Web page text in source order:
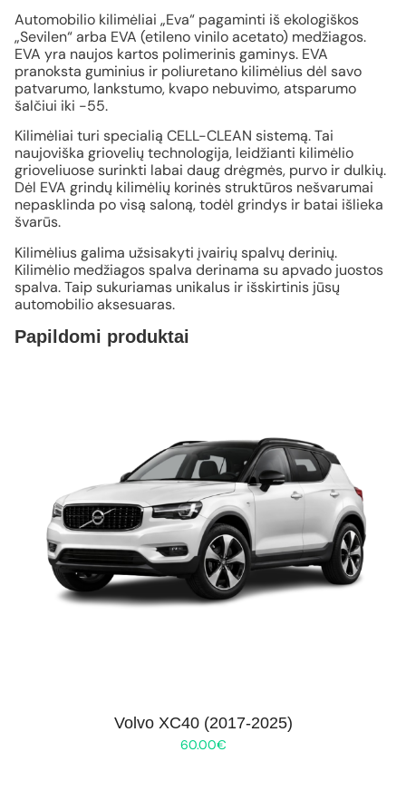
Automobilio kilimėliai „Eva“ pagaminti iš ekologiškos
„Sevilen“ arba EVA (etileno vinilo acetato) medžiagos.
EVA yra naujos kartos polimerinis gaminys. EVA
pranoksta guminius ir poliuretano kilimėlius dėl savo
patvarumo, lankstumo, kvapo nebuvimo, atsparumo
šalčiui iki -55.
Kilimėliai turi specialią CELL-CLEAN sistemą. Tai
naujoviška griovelių technologija, leidžianti kilimėlio
grioveliuose surinkti labai daug drėgmės, purvo ir dulkių.
Dėl EVA grindų kilimėlių korinės struktūros nešvarumai
nepasklinda po visą saloną, todėl grindys ir batai išlieka
švarūs.
Kilimėlius galima užsisakyti įvairių spalvų derinių.
Kilimėlio medžiagos spalva derinama su apvado juostos
spalva. Taip sukuriamas unikalus ir išskirtinis jūsų
automobilio aksesuaras.
Papildomi produktai
Volvo XC40 (2017-2025)
60.00€